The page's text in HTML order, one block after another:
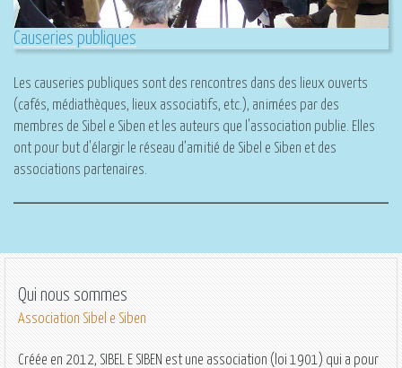
Causeries publiques
Les causeries publiques sont des rencontres dans des lieux ouverts
(cafés, médiathèques, lieux associatifs, etc.), animées par des
membres de Sibel e Siben et les auteurs que l'association publie. Elles
ont pour but d'élargir le réseau d’amitié de Sibel e Siben et des
associations partenaires.
Qui nous sommes
Association Sibel e Siben
Créée en 2012, SIBEL E SIBEN est une association ( loi 1901 ) qui a pour